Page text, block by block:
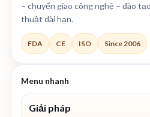
– chuyển giao công nghệ – đào
thuật dài hạn.
FDA CE ISO Since 2006
Menu nhanh
Giải pháp